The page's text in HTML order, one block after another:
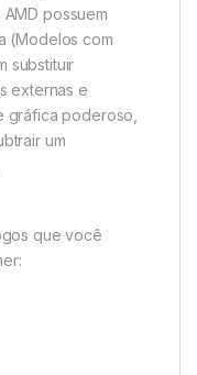
possuem
(Modelos com
substituir
externas e
gráfica poderoso,
um
que você